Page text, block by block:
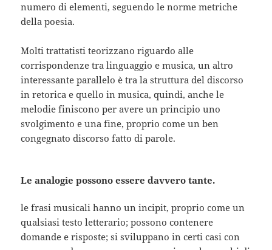
numero di elementi, seguendo le norme metriche
della poesia.
Molti trattatisti teorizzano riguardo alle
corrispondenze tra linguaggio e musica, un altro
interessante parallelo è tra la struttura del discorso
in retorica e quello in musica, quindi, anche le
melodie finiscono per avere un principio uno
svolgimento e una fine, proprio come un ben
congegnato discorso fatto di parole.
Le analogie possono essere davvero tante.
le frasi musicali hanno un incipit, proprio come un
qualsiasi testo letterario; possono contenere
domande e risposte; si sviluppano in certi casi con